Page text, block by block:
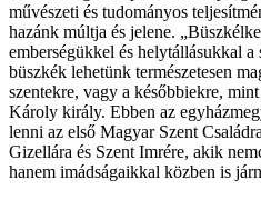
művészeti és tudományos
hazánk múltja és jelene.
emberségükkel és helytállásukkal
büszkék lehetünk természetesen
szentekre, vagy a későbbiekre,
Károly király. Ebben az
lenni az első Magyar Szent
Gizellára és Szent Imrére, akik
hanem imádságaikkal közben is